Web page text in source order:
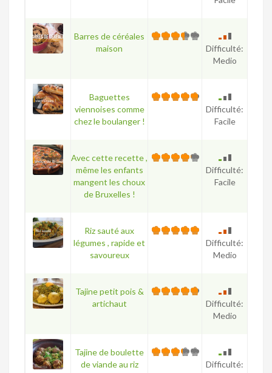
Barres de céréales
maison
Difficulté:
Medio
Baguettes
viennoises comme
chez le boulanger !
Difficulté:
Facile
Avec cette recette ,
même les enfants
mangent les choux
de Bruxelles !
Difficulté:
Facile
Riz sauté aux
légumes , rapide et
savoureux
Difficulté:
Medio
Tajine petit pois &
artichaut
Difficulté:
Medio
Tajine de boulette
de viande au riz
Difficulté: